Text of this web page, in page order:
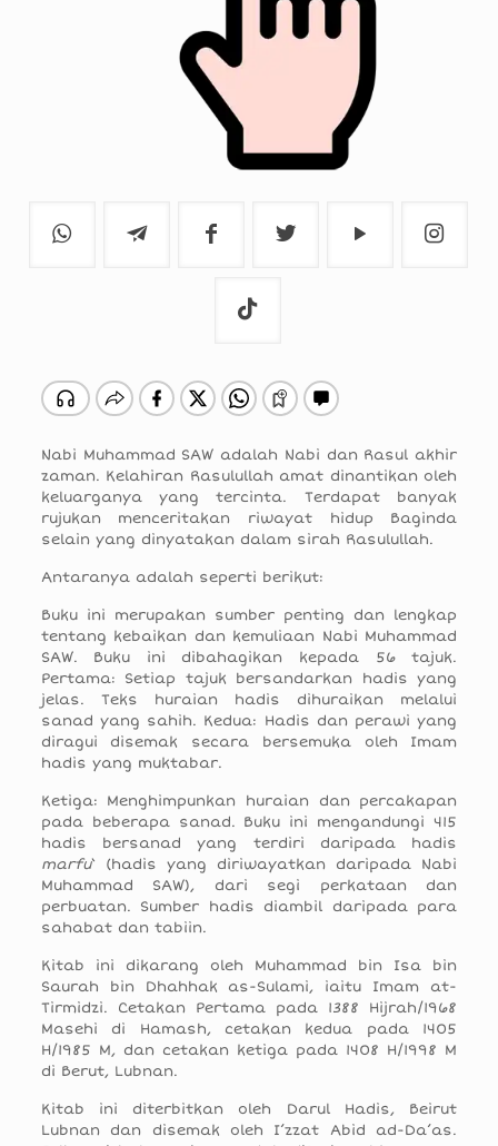
Nabi Muhammad SAW adalah Nabi dan Rasul akhir
zaman. Kelahiran Rasulullah amat dinantikan oleh
keluarganya yang tercinta. Terdapat banyak
rujukan menceritakan riwayat hidup Baginda
selain yang dinyatakan dalam sirah Rasulullah.
Antaranya adalah seperti berikut:
Buku ini merupakan sumber penting dan lengkap
tentang kebaikan dan kemuliaan Nabi Muhammad
SAW. Buku ini dibahagikan kepada 56 tajuk.
Pertama: Setiap tajuk bersandarkan hadis yang
jelas. Teks huraian hadis dihuraikan melalui
sanad yang sahih. Kedua: Hadis dan perawi yang
diragui disemak secara bersemuka oleh Imam
hadis yang muktabar.
Ketiga: Menghimpunkan huraian dan percakapan
pada beberapa sanad. Buku ini mengandungi 415
hadis bersanad yang terdiri daripada hadis
marfu‘ (hadis yang diriwayatkan daripada Nabi
Muhammad SAW), dari segi perkataan dan
perbuatan. Sumber hadis diambil daripada para
sahabat dan tabiin.
Kitab ini dikarang oleh Muhammad bin Isa bin
Saurah bin Dhahhak as-Sulami, iaitu Imam at-
Tirmidzi. Cetakan Pertama pada 1388 Hijrah/1968
Masehi di Hamash, cetakan kedua pada 1405
H/1985 M, dan cetakan ketiga pada 1408 H/1998 M
di Berut, Lubnan.
Kitab ini diterbitkan oleh Darul Hadis, Beirut
Lubnan dan disemak oleh I’zzat Abid ad-Da’as.